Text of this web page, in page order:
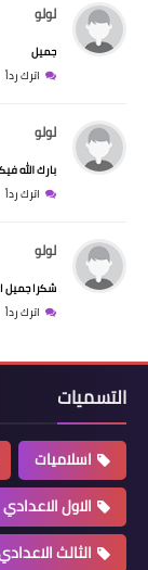
لولو
جميل
اترك رداً
لولو
بارك الله
اترك رداً
لولو
شكرا جميل
اترك رداً
التسميات
اسلاميات
الاول الاعدادي
الثالث